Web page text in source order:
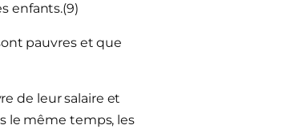
enfants.(9)
pauvres et que
de leur salaire et
le même temps, les